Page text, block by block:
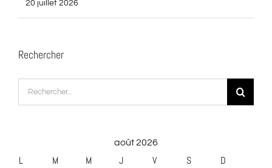
20 juillet 2026
Rechercher
Rechercher:
août 2026
L M M J V S D